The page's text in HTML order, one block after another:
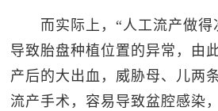
而实际上，“人工流产做得
导致胎盘种植位置的异常，由
产后的大出血，威胁母、儿两
流产手术，容易导致盆腔感染